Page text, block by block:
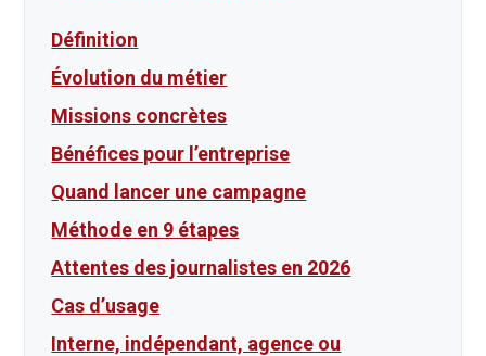
Définition
Évolution du métier
Missions concrètes
Bénéfices pour l’entreprise
Quand lancer une campagne
Méthode en 9 étapes
Attentes des journalistes en 2026
Cas d’usage
Interne, indépendant, agence ou